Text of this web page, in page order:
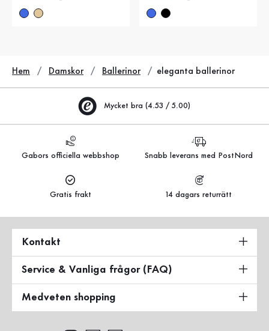
Hem Damskor Ballerinor eleganta ballerinor
Mycket bra (4.53 / 5.00)
Gabors officiella webbshop Snabb leverans med PostNord
Gratis frakt 14 dagars returrätt
Kontakt
Service & Vanliga frågor (FAQ)
Medveten shopping